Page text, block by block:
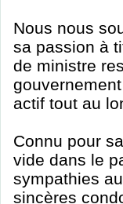
Nous nous
sa passion à
de ministre
actif tout au
Connu pour
vide dans le
sympathies
sincères